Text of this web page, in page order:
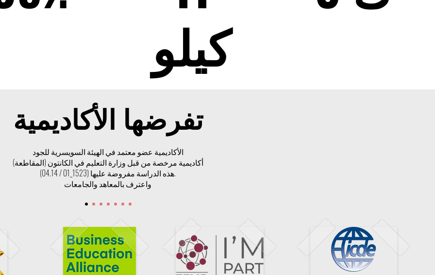
كيلو
تفرضها الأكاديمية
الأكاديمية عضو معتمد في الهيئة السويسرية للجود
أكاديمية مرخصة من قبل وزارة التعليم في الكانتون (المقاطعة)
هذه الدراسة مفروضة عليها (1523_01 / 04.14).
واعترف بالمعاهد والجامعات